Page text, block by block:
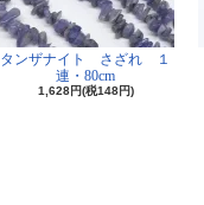
タンザナイト さざれ １
連・80cm
1,628円(税148円)